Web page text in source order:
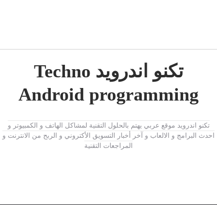
تكنو اندرويد Techno
Android programming
تكنو اندرويد موقع عربي يهتم بالحلول التقنية لمشاكل الهاتف و الكمبيوتر و
احدث البرامج و الالعاب و آخر أخبار التسويق الأكتروني و الربح من الانترنت و
المراجعات التقنية